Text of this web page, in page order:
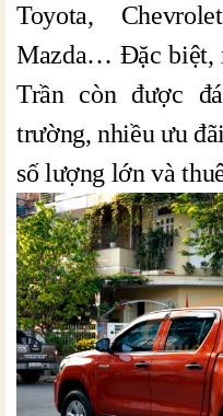
Toyota,
Mazda… Đặc biệt,
Trần còn được
trường, nhiều ưu
số lượng lớn và